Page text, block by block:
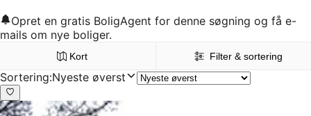
Opret en gratis BoligAgent for denne søgning og få e-
mails om nye boliger.
Kort Filter & sortering
Sortering:Nyeste øverst